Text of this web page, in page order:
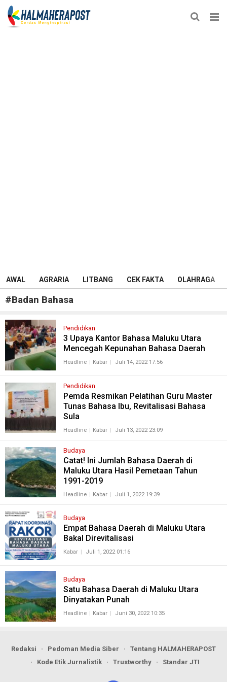
AWAL AGRARIA LITBANG CEK FAKTA OLAHRAGA
#Badan Bahasa
Pendidikan
3 Upaya Kantor Bahasa Maluku Utara
Mencegah Kepunahan Bahasa Daerah
Headline Kabar Juli 14, 2022 17:56
Pendidikan
Pemda Resmikan Pelatihan Guru Master
Tunas Bahasa Ibu, Revitalisasi Bahasa
Sula
Headline Kabar Juli 13, 2022 23:09
Budaya
Catat! Ini Jumlah Bahasa Daerah di
Maluku Utara Hasil Pemetaan Tahun
1991-2019
Headline Kabar Juli 1, 2022 19:39
Budaya
Empat Bahasa Daerah di Maluku Utara
Bakal Direvitalisasi
Kabar Juli 1, 2022 01:16
Budaya
Satu Bahasa Daerah di Maluku Utara
Dinyatakan Punah
Headline Kabar Juni 30, 2022 10:35
Redaksi Pedoman Media Siber
Tentang HALMAHERAPOST
Kode Etik Jurnalistik
Trustworthy Standar JTI